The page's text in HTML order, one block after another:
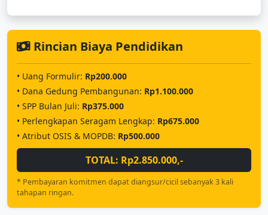
Rincian Biaya Pendidikan
• Uang Formulir: Rp200.000
• Dana Gedung Pembangunan: Rp1.100.000
• SPP Bulan Juli: Rp375.000
• Perlengkapan Seragam Lengkap: Rp675.000
• Atribut OSIS & MOPDB: Rp500.000
TOTAL: Rp2.850.000,-
* Pembayaran komitmen dapat diangsur/cicil sebanyak 3 kali
tahapan ringan.